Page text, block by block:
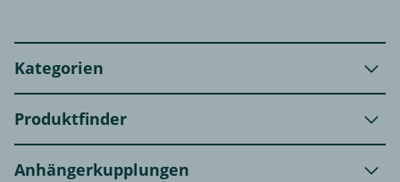
Kategorien
Produktfinder
Anhängerkupplungen